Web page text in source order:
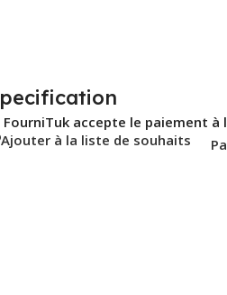
FourniTuk accepte le paiement à
Ajouter à la liste de souhaits